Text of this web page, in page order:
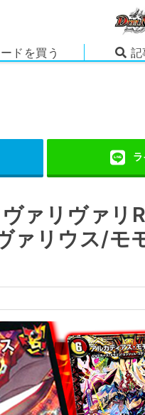
ドを買う 記
ヴァリヴァ
ァリウス/モ